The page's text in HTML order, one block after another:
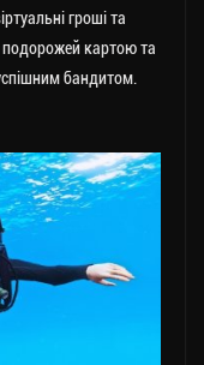
гроші та
подорожей картою та
бандитом.